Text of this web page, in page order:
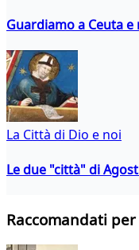
Guardiamo a Ceuta
La Città di Dio e noi
Le due "città" di
Raccomandati